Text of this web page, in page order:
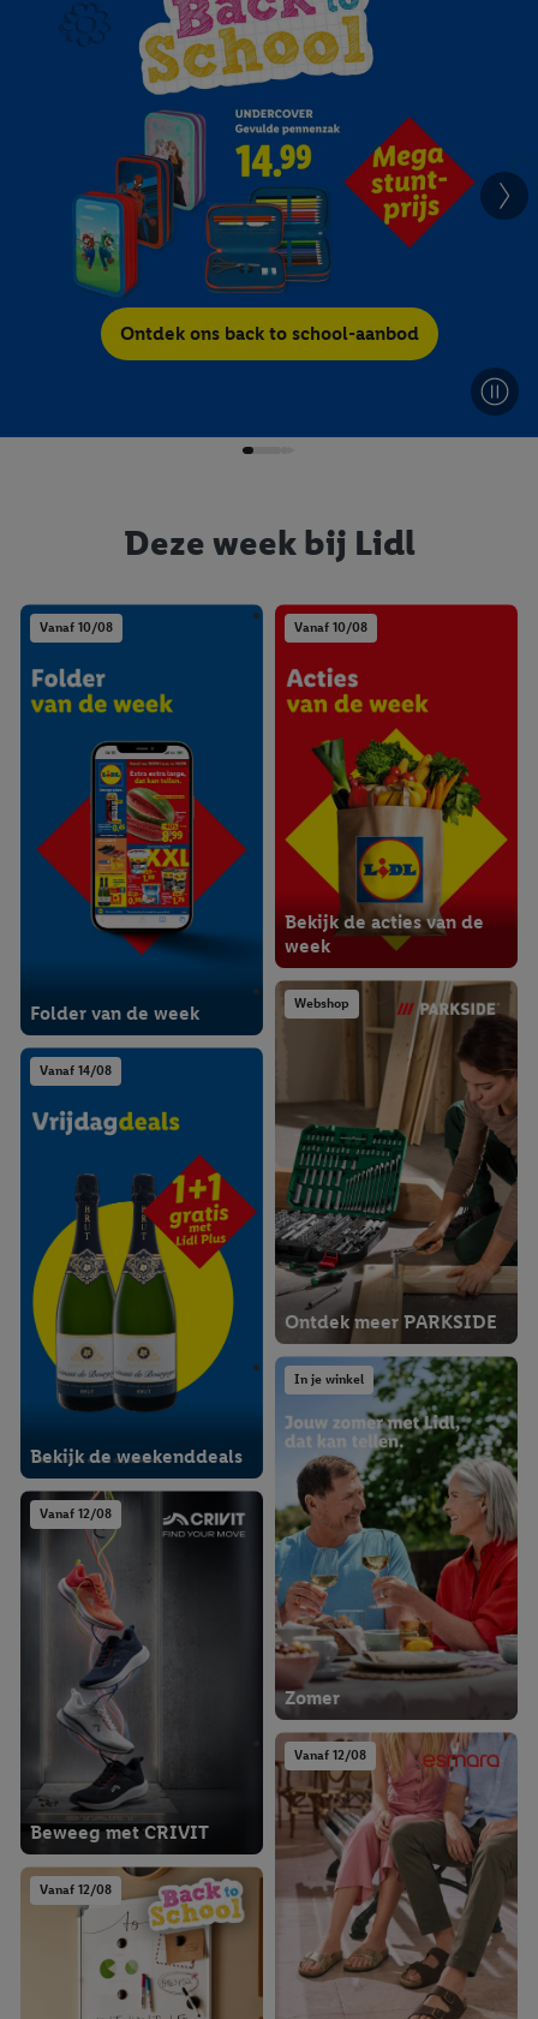
Ontdek ons back to school-aanbod
Deze week bij Lidl
Vanaf 10/08
Folder van de week
Vanaf 10/08
Bekijk de acties van de
week
Webshop
Ontdek meer PARKSIDE
Vanaf 14/08
Bekijk de weekenddeals
In je winkel
Zomer
Vanaf 12/08
Beweeg met CRIVIT
Vanaf 12/08
Vanaf 12/08